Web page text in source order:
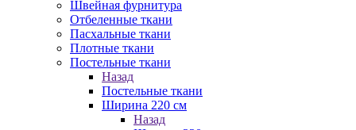
Швейная фурнитура
Отбеленные ткани
Пасхальные ткани
Плотные ткани
Постельные ткани
Назад
Постельные ткани
Ширина 220 см
Назад